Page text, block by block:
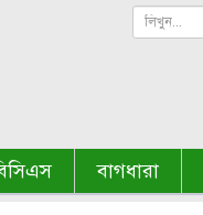
বাগধারা